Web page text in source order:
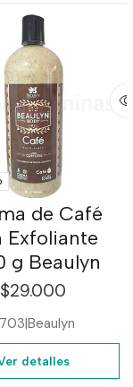
de Café
Exfoliante
g Beaulyn
$29.000
|Beaulyn
detalles